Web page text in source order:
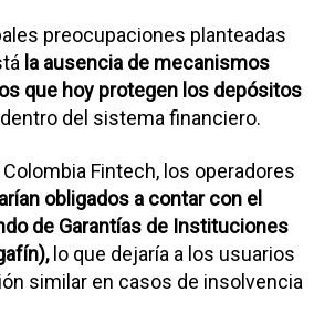
preocupaciones planteadas
la ausencia de mecanismos
que hoy protegen los depósitos
del sistema financiero.
Fintech, los operadores
obligados a contar con el
de Garantías de Instituciones
lo que dejaría a los usuarios
similar en casos de insolvencia